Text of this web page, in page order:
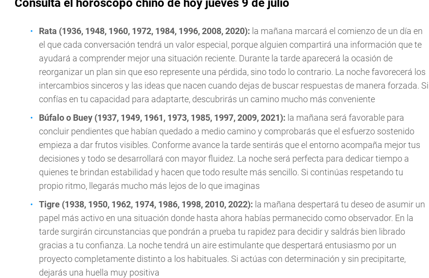
Consulta el horóscopo chino de hoy jueves 9 de julio
Rata (1936, 1948, 1960, 1972, 1984, 1996, 2008, 2020): la mañana marcará el comienzo de un día en
el que cada conversación tendrá un valor especial, porque alguien compartirá una información que te
ayudará a comprender mejor una situación reciente. Durante la tarde aparecerá la ocasión de
reorganizar un plan sin que eso represente una pérdida, sino todo lo contrario. La noche favorecerá los
intercambios sinceros y las ideas que nacen cuando dejas de buscar respuestas de manera forzada. Si
confías en tu capacidad para adaptarte, descubrirás un camino mucho más conveniente
Búfalo o Buey (1937, 1949, 1961, 1973, 1985, 1997, 2009, 2021): la mañana será favorable para
concluir pendientes que habían quedado a medio camino y comprobarás que el esfuerzo sostenido
empieza a dar frutos visibles. Conforme avance la tarde sentirás que el entorno acompaña mejor tus
decisiones y todo se desarrollará con mayor fluidez. La noche será perfecta para dedicar tiempo a
quienes te brindan estabilidad y hacen que todo resulte más sencillo. Si continúas respetando tu
propio ritmo, llegarás mucho más lejos de lo que imaginas
Tigre (1938, 1950, 1962, 1974, 1986, 1998, 2010, 2022): la mañana despertará tu deseo de asumir un
papel más activo en una situación donde hasta ahora habías permanecido como observador. En la
tarde surgirán circunstancias que pondrán a prueba tu rapidez para decidir y saldrás bien librado
gracias a tu confianza. La noche tendrá un aire estimulante que despertará entusiasmo por un
proyecto completamente distinto a los habituales. Si actúas con determinación y sin precipitarte,
dejarás una huella muy positiva